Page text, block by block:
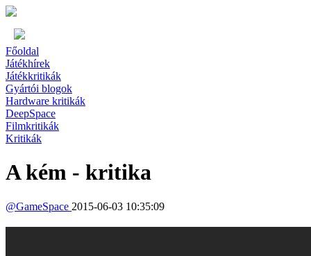
Főoldal
Játékhírek
Játékkritikák
Gyártói blogok
Hardware kritikák
DeepSpace
Filmkritikák
Kritikák
A kém - kritika
@GameSpace 2015-06-03 10:35:09